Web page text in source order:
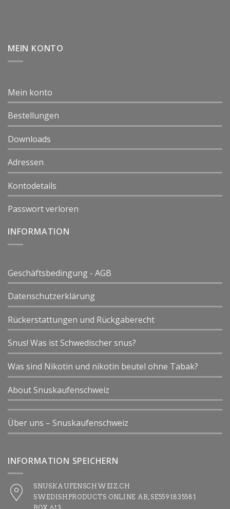
MEIN KONTO
Mein konto
Bestellungen
Downloads
Adressen
Kontodetails
Passwort verloren
INFORMATION
Geschäftsbedingung - AGB
Datenschutzerklärung
Rückerstattungen und Rückgaberecht
Snus! Was ist Schwedischer snus?
Was sind Nikotin und nikotin beutel ohne Tabak?
About Snuskaufenschweiz
Über uns – Snuskaufenschweiz
INFORMATION SPEICHERN
SNUSKAUFENSCHWEIZ.CH
SWEDISHPRODUCTS ONLINE AB, SE5591835581